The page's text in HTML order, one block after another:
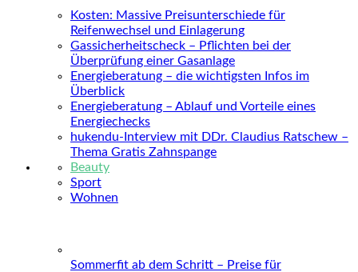
Kosten: Massive Preisunterschiede für
Reifenwechsel und Einlagerung
Gassicherheitscheck – Pflichten bei der
Überprüfung einer Gasanlage
Energieberatung – die wichtigsten Infos im
Überblick
Energieberatung – Ablauf und Vorteile eines
Energiechecks
hukendu-Interview mit DDr. Claudius Ratschew –
Thema Gratis Zahnspange
Beauty
Sport
Wohnen
Sommerfit ab dem Schritt – Preise für